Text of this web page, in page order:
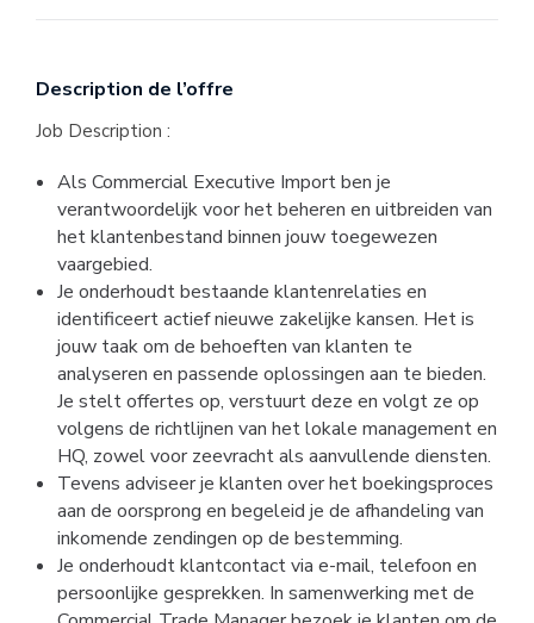
Description de l’offre
Job Description :
Als Commercial Executive Import ben je
verantwoordelijk voor het beheren en uitbreiden van
het klantenbestand binnen jouw toegewezen
vaargebied.
Je onderhoudt bestaande klantenrelaties en
identificeert actief nieuwe zakelijke kansen. Het is
jouw taak om de behoeften van klanten te
analyseren en passende oplossingen aan te bieden.
Je stelt offertes op, verstuurt deze en volgt ze op
volgens de richtlijnen van het lokale management en
HQ, zowel voor zeevracht als aanvullende diensten.
Tevens adviseer je klanten over het boekingsproces
aan de oorsprong en begeleid je de afhandeling van
inkomende zendingen op de bestemming.
Je onderhoudt klantcontact via e-mail, telefoon en
persoonlijke gesprekken. In samenwerking met de